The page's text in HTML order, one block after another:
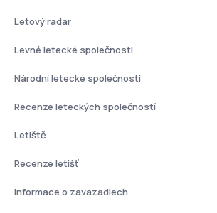
Letový radar
Levné letecké společnosti
Národní letecké společnosti
Recenze leteckých společností
Letiště
Recenze letišť
Informace o zavazadlech